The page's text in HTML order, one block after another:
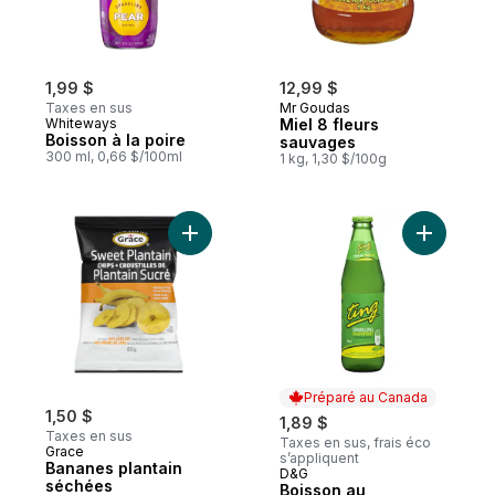
1,99 $
Taxes en sus
Whiteways
Boisson à la poire
300 ml, 0,66 $/100ml
12,99 $
Mr Goudas
Miel 8 fleurs
sauvages
1 kg, 1,30 $/100g
1,50 $
Taxes en sus
Grace
Bananes plantain
séchées
Ajouter Bananes plantain séchées au
Préparé au Canada
1,89 $
Taxes en sus, frais éco
s’appliquent
Préparé au Canada
D&G
Boisson au
Ajouter